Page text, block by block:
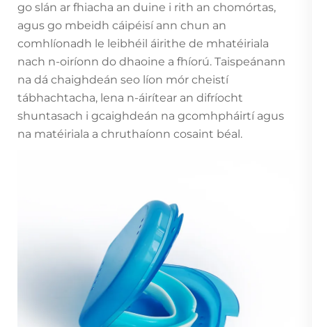
go slán ar fhiacha an duine i rith an chomórtas,
agus go mbeidh cáipéisí ann chun an
comhlíonadh le leibhéil áirithe de mhatéiriala
nach n-oiríonn do dhaoine a fhíorú. Taispeánann
na dá chaighdeán seo líon mór cheistí
tábhachtacha, lena n-áirítear an difríocht
shuntasach i gcaighdeán na gcomhpháirtí agus
na matéiriala a chruthaíonn cosaint béal.